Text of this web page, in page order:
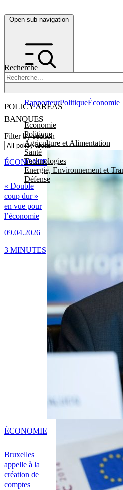
Open sub navigation
Recherche
POLICY AREAS
Economie
Politique
Agriculture et Alimentation
Santé
Technologies
Energie, Environnement et
Défense
RapporteurPolitiqueÉconomie
BANQUES
Filter by section
« Double
coup dur »
en vue pour
l’économie
09.04.2026
ÉCONOMIE
3 MINUTES
Bruxelles
appelle à la
création de
comptes
ÉCONOMIE